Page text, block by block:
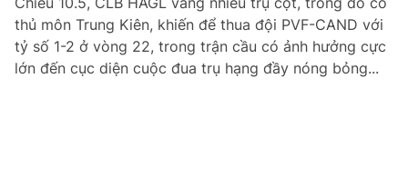
Chuyên mục khác
Chào ngày mới Tin 24h
Tin đã xem
Đăng xuất
thủ môn Trung Kiên, khiến để thua đội PVF-CAND với
tỷ số 1-2 ở vòng 22, trong trận cầu có ảnh hưởng cực
lớn đến cục diện cuộc đua trụ hạng đầy nóng bỏng...